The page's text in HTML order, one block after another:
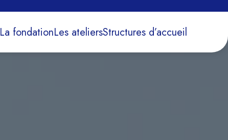
La fondationLes ateliersStructures d’accueil